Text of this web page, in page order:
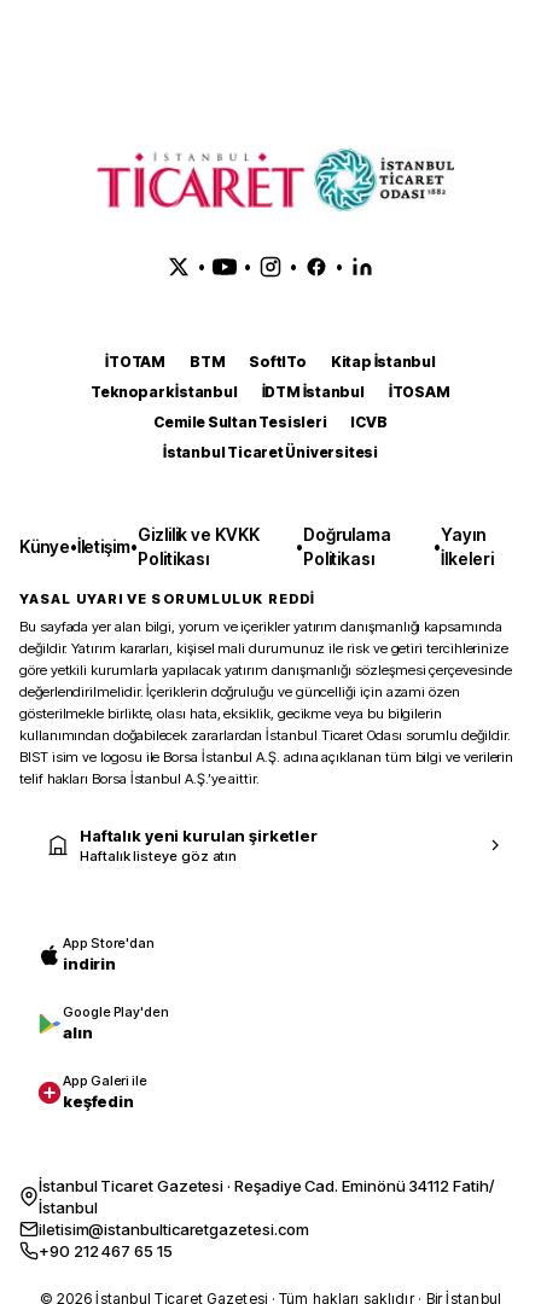
• • • •
İTOTAM BTM SoftITo
Kitap İstanbul
Teknopark İstanbul
İDTM İstanbul
İTOSAM
Cemile Sultan Tesisleri
ICVB
İstanbul Ticaret Üniversitesi
Künye•İletişim•
Gizlilik ve KVKK
Politikası
•
Doğrulama
Politikası
•
Yayın
İlkeleri
YASAL UYARI VE SORUMLULUK REDDİ
Bu sayfada yer alan bilgi, yorum ve içerikler yatırım danışmanlığı kapsamında
değildir. Yatırım kararları, kişisel mali durumunuz ile risk ve getiri tercihlerinize
göre yetkili kurumlarla yapılacak yatırım danışmanlığı sözleşmesi çerçevesinde
değerlendirilmelidir. İçeriklerin doğruluğu ve güncelliği için azami özen
gösterilmekle birlikte, olası hata, eksiklik, gecikme veya bu bilgilerin
kullanımından doğabilecek zararlardan İstanbul Ticaret Odası sorumlu değildir.
BIST isim ve logosu ile Borsa İstanbul A.Ş. adına açıklanan tüm bilgi ve verilerin
telif hakları Borsa İstanbul A.Ş.’ye aittir.
Haftalık yeni kurulan şirketler
Haftalık listeye göz atın
App Store'dan
indirin
Google Play'den
alın
App Galeri ile
keşfedin
İstanbul Ticaret Gazetesi · Reşadiye Cad. Eminönü 34112 Fatih/
İstanbul
iletisim@istanbulticaretgazetesi.com
+90 212 467 65 15
© 2026 İstanbul Ticaret Gazetesi · Tüm hakları saklıdır · Bir İstanbul